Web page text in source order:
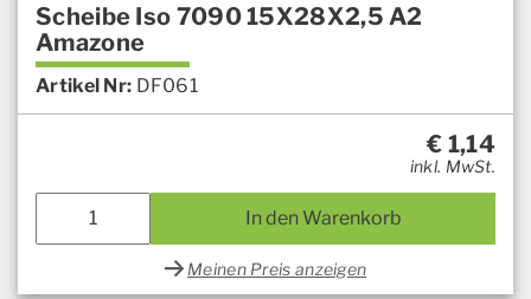
Scheibe Iso 7090 15X28X2,5 A2
Amazone
Artikel Nr: DF061
€ 1,14
inkl. MwSt.
In den Warenkorb
Meinen Preis anzeigen